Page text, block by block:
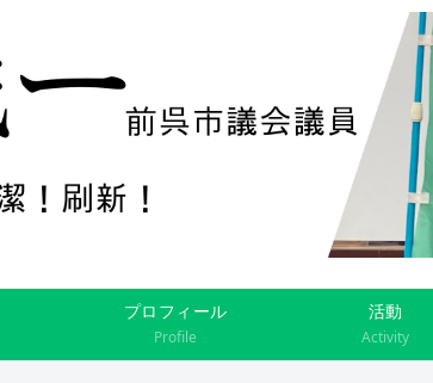
プロフィール
Profile
活動
Activity